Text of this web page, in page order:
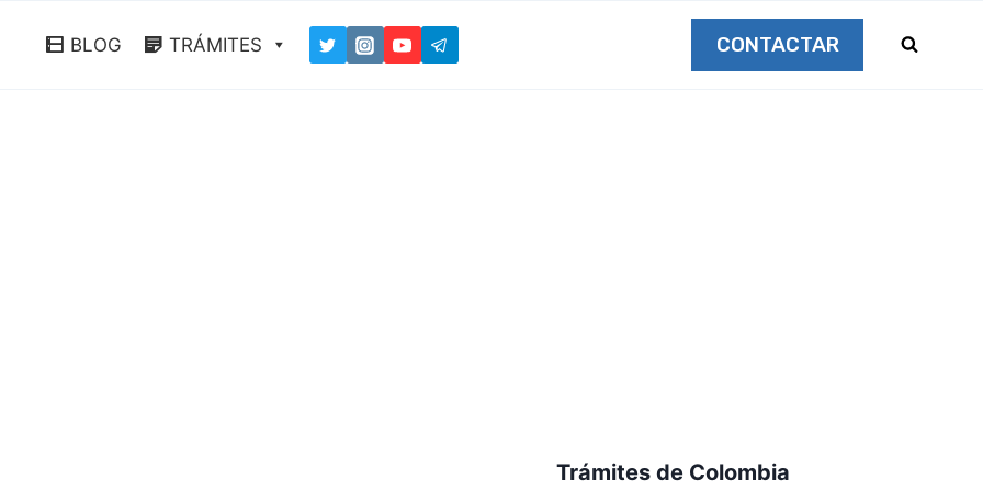
BLOG TRÁMITES CONTACTAR
Trámites de Colombia